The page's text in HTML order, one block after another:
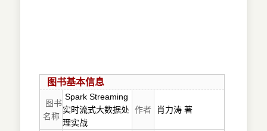
图书基本信息
图书
名称
Spark Streaming
实时流式大数据处
理实战
作者 肖力涛 著